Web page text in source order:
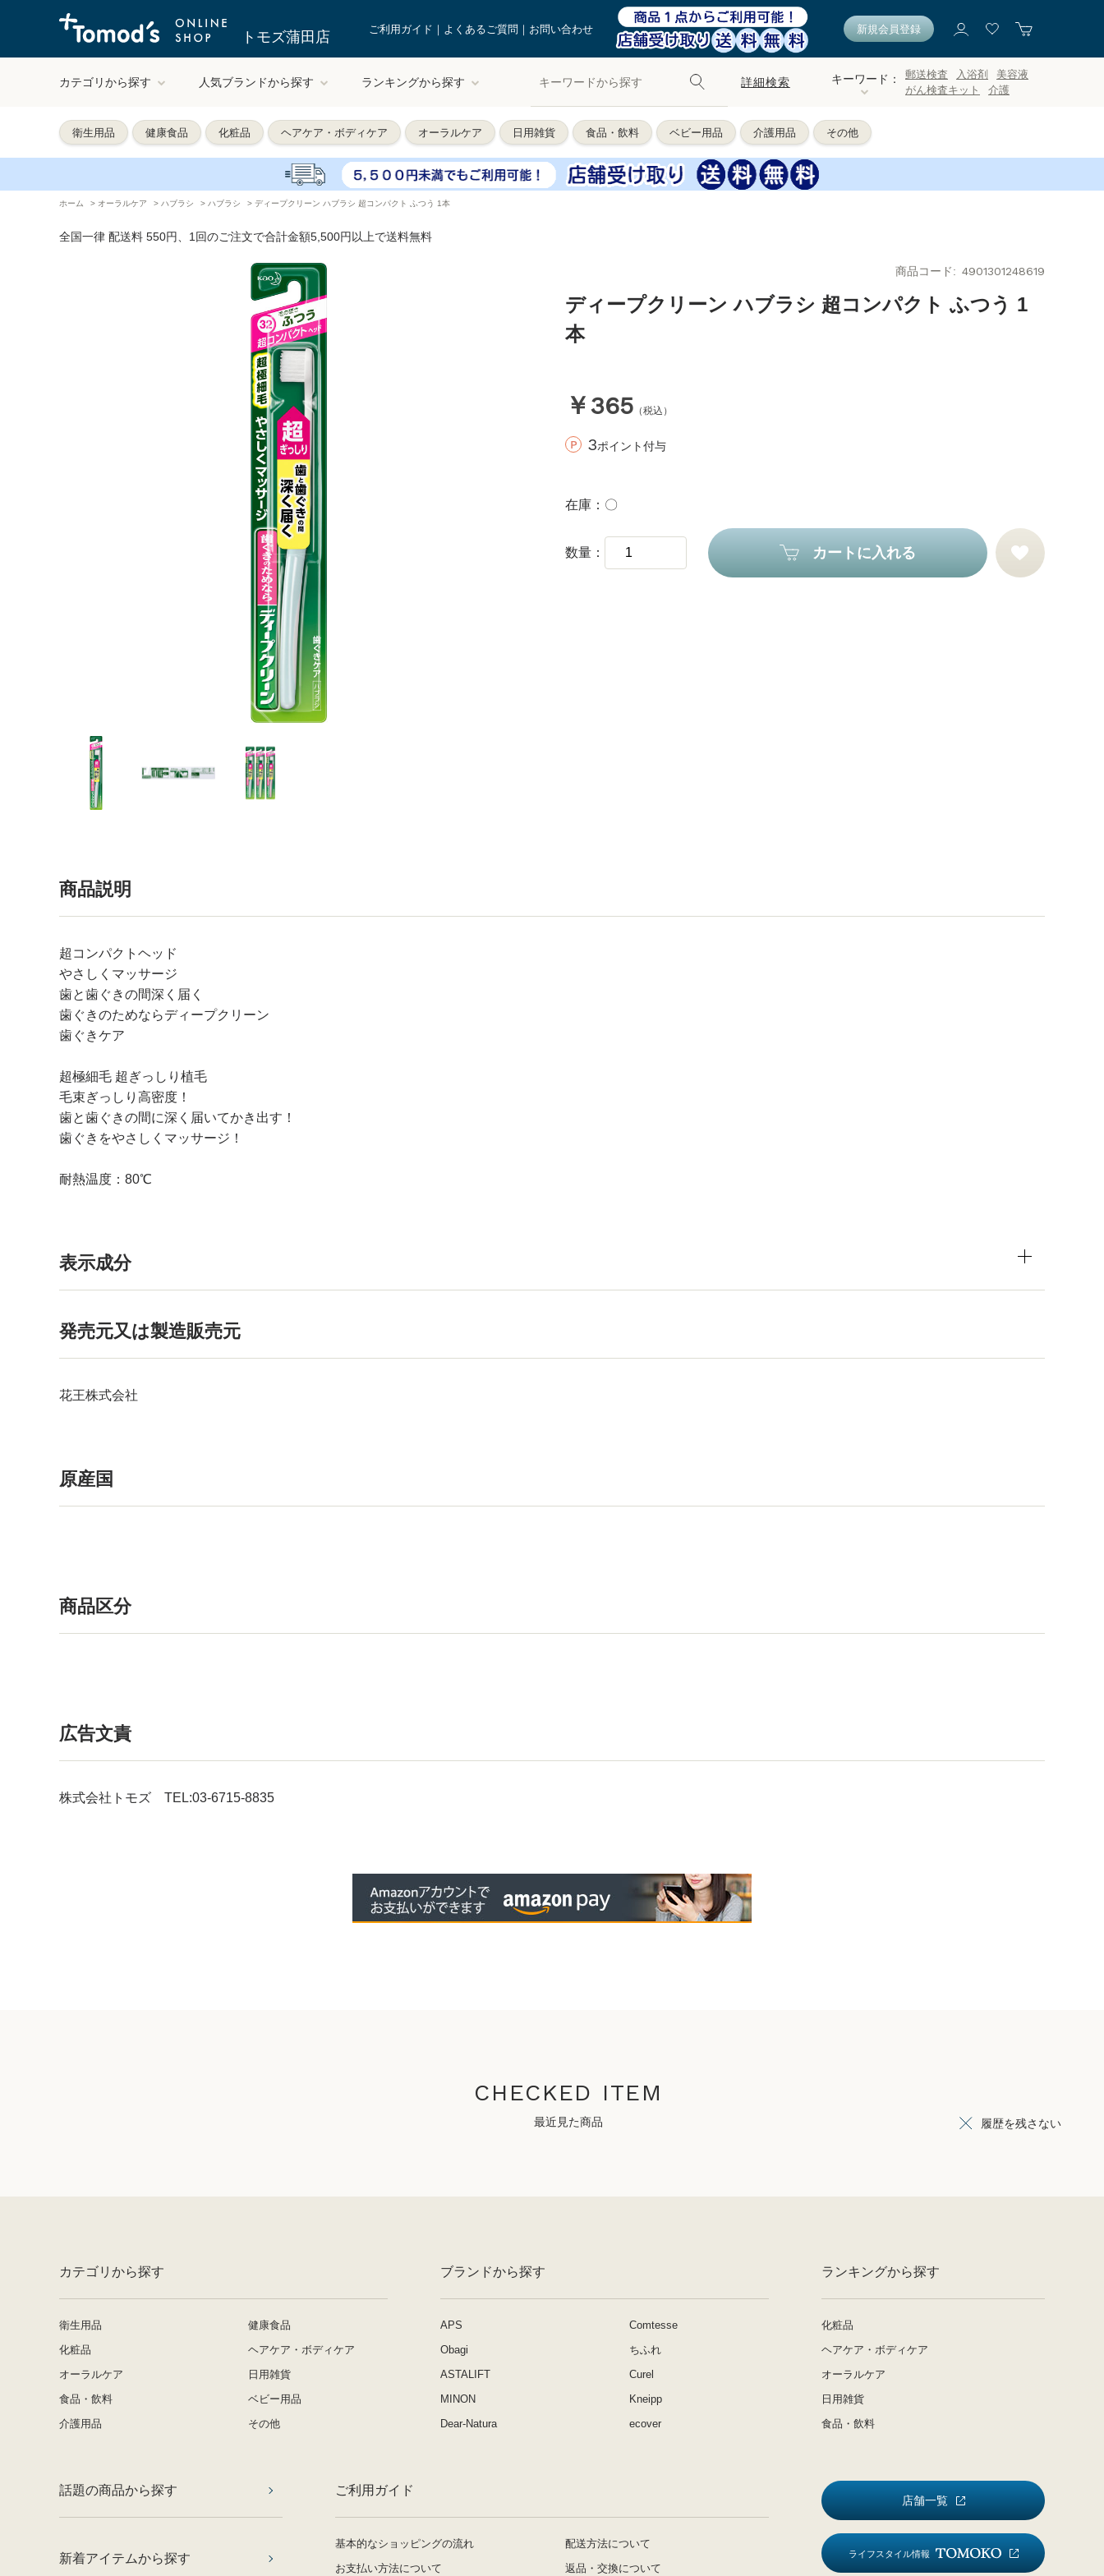
トモズ蒲田店 ご利用ガイド よくあるご質問 お問い合わせ 新規会員登録
カテゴリから探す 人気ブランドから探す ランキングから探す 詳細検索 キーワード： 郵送検査 入浴剤
美容液
がん検査キット
介護
衛生用品 健康食品 化粧品 ヘアケア・ボディケア オーラルケア 日用雑貨 食品・飲料 ベビー用品 介護用品 その他
ホーム > オーラルケア > ハブラシ > ハブラシ > ディープクリーン ハブラシ 超コンパクト ふつう 1本
全国一律 配送料 550円、1回のご注文で合計金額5,500円以上で送料無料
商品コード 4901301248619
ディープクリーン ハブラシ 超コンパクト ふつう 1
本
￥365 （税込）
3ポイント付与
在庫 〇
数量 カートに入れる
商品説明
超コンパクトヘッド
やさしくマッサージ
歯と歯ぐきの間深く届く
歯ぐきのためならディープクリーン
歯ぐきケア
超極細毛 超ぎっしり植毛
毛束ぎっしり高密度！
歯と歯ぐきの間に深く届いてかき出す！
歯ぐきをやさしくマッサージ！
耐熱温度：80℃
表示成分
発売元又は製造販売元
花王株式会社
原産国
商品区分
広告文責
株式会社トモズ TEL:03-6715-8835
CHECKED ITEM
最近見た商品 履歴を残さない
カテゴリから探す
衛生用品
健康食品
化粧品
ヘアケア・ボディケア
オーラルケア
日用雑貨
食品・飲料
ベビー用品
介護用品
その他
ブランドから探す
APS
Comtesse
Obagi
ちふれ
ASTALIFT
Curel
MINON
Kneipp
Dear-Natura
ecover
ランキングから探す
化粧品
ヘアケア・ボディケア
オーラルケア
日用雑貨
食品・飲料
話題の商品から探す
新着アイテムから探す
ご利用ガイド
基本的なショッピングの流れ
配送方法について
お支払い方法について
返品・交換について
店舗一覧
ライフスタイル情報